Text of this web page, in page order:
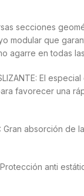
secciones
modular que
agarre en todas
El
favorecer una
Gran absorción de
Protección anti